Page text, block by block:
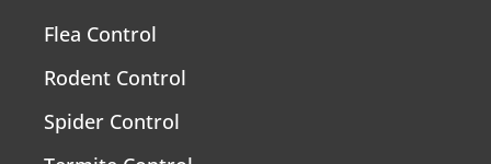
Flea Control
Rodent Control
Spider Control